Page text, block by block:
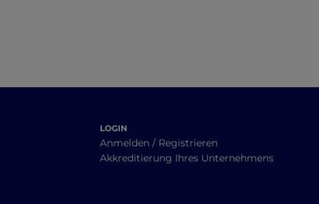
LOGIN
Anmelden / Registrieren
Akkreditierung Ihres Unternehmens